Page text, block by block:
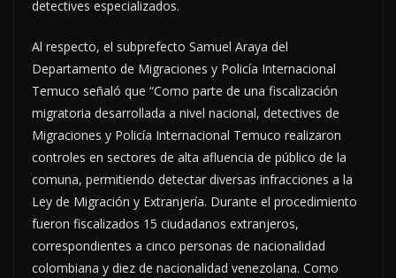
detectives especializados.
Al respecto, el subprefecto Samuel Araya del
Departamento de Migraciones y Policía Internacional
Temuco señaló que “Como parte de una fiscalización
migratoria desarrollada a nivel nacional, detectives de
Migraciones y Policía Internacional Temuco realizaron
controles en sectores de alta afluencia de público de la
comuna, permitiendo detectar diversas infracciones a la
Ley de Migración y Extranjería. Durante el procedimiento
fueron fiscalizados 15 ciudadanos extranjeros,
correspondientes a cinco personas de nacionalidad
colombiana y diez de nacionalidad venezolana. Como